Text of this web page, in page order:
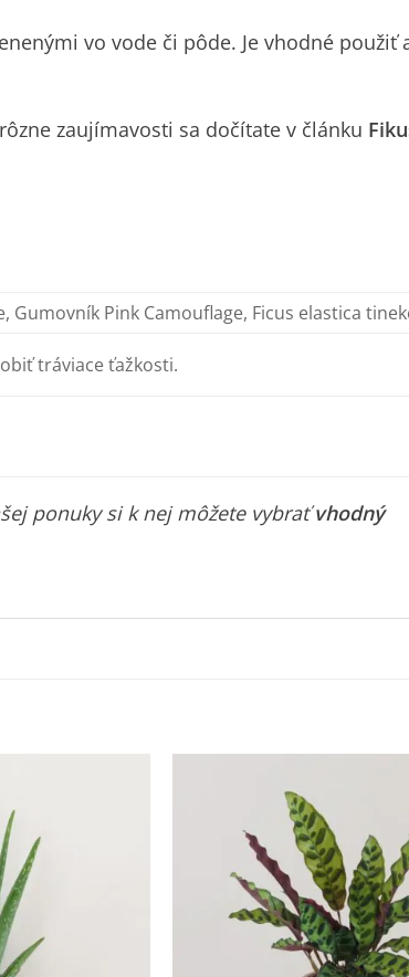
vo vode či pôde. Je vhodné použiť
zaujímavosti sa dočítate v článku
Gumovník Pink Camouflage, Ficus elastica
tráviace ťažkosti.
ponuky si k nej môžete vybraťvhodný